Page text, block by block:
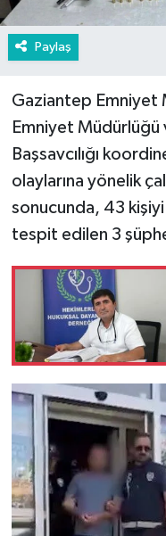
Paylaş
Gaziantep Emniyet
Emniyet
Başsavcılığı
olaylarına yönelik
sonucunda, 43 kişiyi
tespit edilen 3